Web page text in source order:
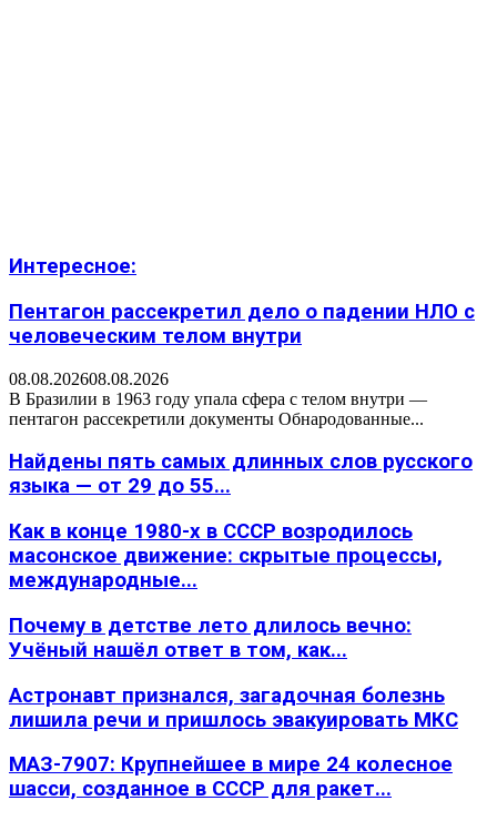
Интересное:
Пентагон рассекретил дело о падении НЛО с
человеческим телом внутри
08.08.202608.08.2026
В Бразилии в 1963 году упала сфера с телом внутри —
пентагон рассекретили документы Обнародованные...
Найдены пять самых длинных слов русского
языка — от 29 до 55...
Как в конце 1980-х в СССР возродилось
масонское движение: скрытые процессы,
международные...
Почему в детстве лето длилось вечно:
Учёный нашёл ответ в том, как...
Астронавт признался, загадочная болезнь
лишила речи и пришлось эвакуировать МКС
МАЗ-7907: Крупнейшее в мире 24 колесное
шасси, созданное в СССР для ракет...